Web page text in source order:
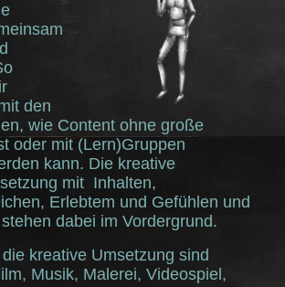
den
wie Content ohne große
oder mit (Lern)Gruppen
kann. Die kreative
mit Inhalten,
Erlebtem und Gefühlen und
dabei im Vordergrund.
kreative Umsetzung sind
Musik, Malerei, Videospiel,